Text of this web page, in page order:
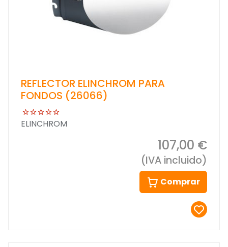
REFLECTOR ELINCHROM PARA
FONDOS (26066)
ELINCHROM
107,00 €
(IVA incluido)
Comprar